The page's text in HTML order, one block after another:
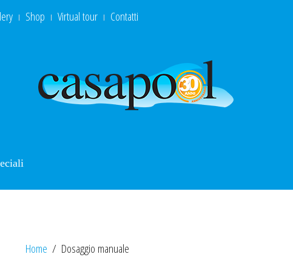
Shop Virtual tour Contatti
Home Dosaggio manuale